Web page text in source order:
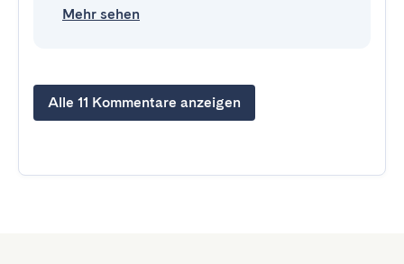
Mehr sehen
Alle 11 Kommentare anzeigen